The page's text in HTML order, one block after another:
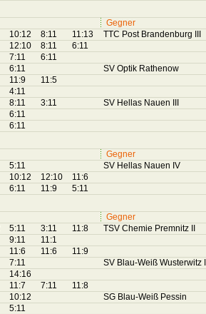
Gegner
10:12 8:11 11:13 TTC Post Brandenburg III
12:10 8:11
6:11
7:11
6:11
6:11 SV Optik Rathenow
11:9
11:5
4:11
8:11 3:11 SV Hellas Nauen III
6:11
6:11
Gegner
5:11 SV Hellas Nauen IV
10:12 12:10
11:6
6:11 11:9
5:11
Gegner
5:11 3:11 11:8 TSV Chemie Premnitz II
9:11
11:1
11:6 11:6
11:9
7:11 SV Blau-Weiß Wusterwitz III
14:16
11:7 7:11
11:8
10:12 SG Blau-Weiß Pessin
5:11